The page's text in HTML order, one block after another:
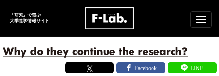
「研究」で選ぶ
大学進学情報サイト
メ